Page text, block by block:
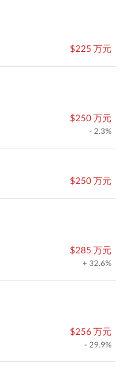
$225 万元
$250 万元
- 2.3%
$250 万元
$285 万元
+ 32.6%
$256 万元
- 29.9%